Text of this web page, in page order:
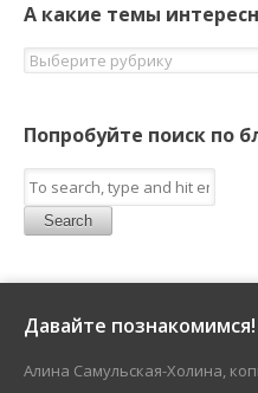
А какие темы
А
интересны
Попробуйте поиск по
Search
Давайте познакомимся!
Алина Самульская-Холина,